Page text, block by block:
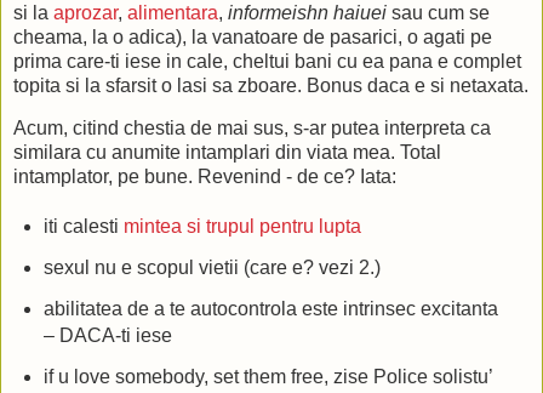
I'm gonna drive my daddy's Thunderbird (My daddy's
A white rad ride, '66 ('67) so glam it's absurd
I'm gonna put her in the back seat
And drive her 2 ... Tennessee
Yeah, yeah, yeah
Yeah, yeah, yeah, Tennessee
Yeah, yeah, yeah, drive her
Excuse me, baby
I don't mean 2 be rude
But I guess tonight I'm just not, I'm just not in the mood
So if U don't mind (Yeah, yeah, yeah)
I would like to...watch
Yeah, yeah, yeah...can I?
si la aprozar, alimentara, informeishn haiuei sau cum se
cheama, la o adica), la vanatoare de pasarici, o agati pe
prima care-ti iese in cale, cheltui bani cu ea pana e complet
topita si la sfarsit o lasi sa zboare. Bonus daca e si netaxata.
Acum, citind chestia de mai sus, s-ar putea interpreta ca
similara cu anumite intamplari din viata mea. Total
intamplator, pe bune. Revenind - de ce? Iata:
iti calesti mintea si trupul pentru lupta
sexul nu e scopul vietii (care e? vezi 2.)
abilitatea de a te autocontrola este intrinsec excitanta
– DACA-ti iese
if u love somebody, set them free, zise Police solistu’